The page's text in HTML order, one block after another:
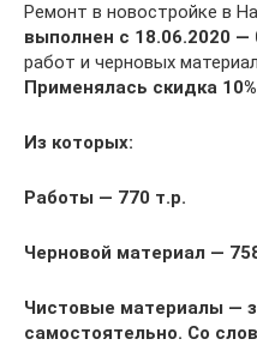
Ремонт в новостройке в
выполнен с 18.06.2020 —
работ и черновых
Применялась скидка
Из которых:
Работы — 770 т.р.
Черновой материал —
Чистовые материалы —
самостоятельно. Со